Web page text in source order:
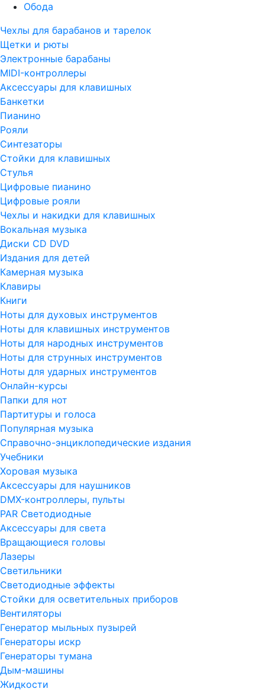
Обода
Чехлы для барабанов и тарелок
Щетки и рюты
Электронные барабаны
MIDI-контроллеры
Аксессуары для клавишных
Банкетки
Пианино
Рояли
Синтезаторы
Стойки для клавишных
Стулья
Цифровые пианино
Цифровые рояли
Чехлы и накидки для клавишных
Вокальная музыка
Диски CD DVD
Издания для детей
Камерная музыка
Клавиры
Книги
Ноты для духовых инструментов
Ноты для клавишных инструментов
Ноты для народных инструментов
Ноты для струнных инструментов
Ноты для ударных инструментов
Онлайн-курсы
Папки для нот
Партитуры и голоса
Популярная музыка
Справочно-энциклопедические издания
Учебники
Хоровая музыка
Аксессуары для наушников
DMX-контроллеры, пульты
PAR Светодиодные
Аксессуары для света
Вращающиеся головы
Лазеры
Светильники
Светодиодные эффекты
Стойки для осветительных приборов
Вентиляторы
Генератор мыльных пузырей
Генераторы искр
Генераторы тумана
Дым-машины
Жидкости